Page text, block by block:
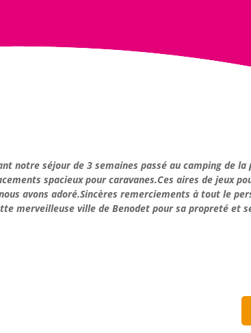
notre séjour de 3 semaines passé au camping de
spacieux pour caravanes.Ces aires de jeux
avons adoré.Sincères remerciements à tout le
merveilleuse ville de Benodet pour sa propreté et